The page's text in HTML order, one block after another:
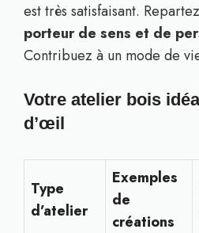
est très satisfaisant.
porteur de sens et de
Contribuez à un mode de
Votre atelier bois
d’œil
Type
d’atelier
Exemples
de
créations